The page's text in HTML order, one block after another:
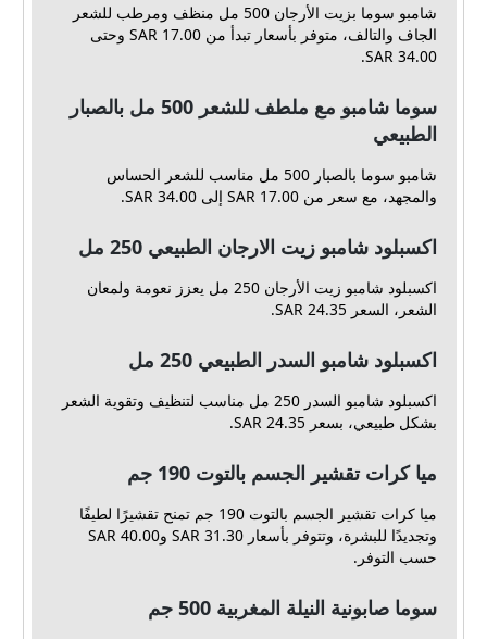
شامبو سوما بزيت الأرجان 500 مل منظف ومرطب للشعر
الجاف والتالف، متوفر بأسعار تبدأ من 17.00 SAR وحتى
34.00 SAR.
سوما شامبو مع ملطف للشعر 500 مل بالصبار
الطبيعي
شامبو سوما بالصبار 500 مل مناسب للشعر الحساس
والمجهد، مع سعر من 17.00 SAR إلى 34.00 SAR.
اكسبلود شامبو زيت الارجان الطبيعي 250 مل
اكسبلود شامبو زيت الأرجان 250 مل يعزز نعومة ولمعان
الشعر، السعر 24.35 SAR.
اكسبلود شامبو السدر الطبيعي 250 مل
اكسبلود شامبو السدر 250 مل مناسب لتنظيف وتقوية الشعر
بشكل طبيعي، بسعر 24.35 SAR.
ميا كرات تقشير الجسم بالتوت 190 جم
ميا كرات تقشير الجسم بالتوت 190 جم تمنح تقشيرًا لطيفًا
وتجديدًا للبشرة، وتتوفر بأسعار 31.30 SAR و40.00 SAR
حسب التوفر.
سوما صابونية النيلة المغربية 500 جم